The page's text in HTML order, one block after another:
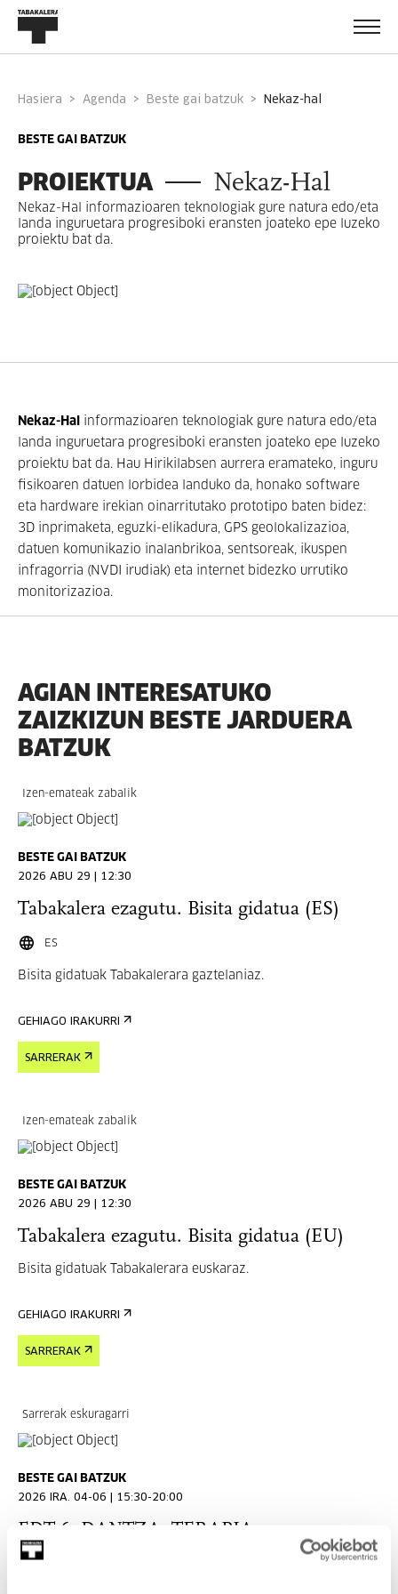
Hasiera Agenda Beste gai batzuk nekaz-hal
BESTE GAI BATZUK
PROIEKTUA Nekaz-Hal
Nekaz-Hal informazioaren teknologiak gure natura edo/eta
landa inguruetara progresiboki eransten joateko epe luzeko
proiektu bat da.
Nekaz-Hal
informazioaren teknologiak gure natura edo/eta
landa inguruetara progresiboki eransten joateko epe luzeko
proiektu bat da. Hau Hirikilabsen aurrera eramateko, inguru
fisikoaren datuen lorbidea landuko da, honako software
eta hardware irekian oinarritutako prototipo baten bidez:
3D inprimaketa, eguzki-elikadura, GPS geolokalizazioa,
datuen komunikazio inalanbrikoa, sentsoreak, ikuspen
infragorria (NVDI irudiak) eta internet bidezko urrutiko
monitorizazioa.
AGIAN INTERESATUKO
ZAIZKIZUN BESTE JARDUERA
BATZUK
Izen-emateak zabalik
BESTE GAI BATZUK
2026 ABU 29 | 12:30
Tabakalera ezagutu. Bisita gidatua (ES)
ES
Bisita gidatuak Tabakalerara gaztelaniaz.
GEHIAGO IRAKURRI
SARRERAK
Izen-emateak zabalik
BESTE GAI BATZUK
2026 ABU 29 | 12:30
Tabakalera ezagutu. Bisita gidatua (EU)
Bisita gidatuak Tabakalerara euskaraz.
GEHIAGO IRAKURRI
SARRERAK
Sarrerak eskuragarri
BESTE GAI BATZUK
2026 IRA. 04-06 | 15:30-20:00
EDT 6. DANTZA, TERAPIA,
MUGIMENDU ETA OSASUN